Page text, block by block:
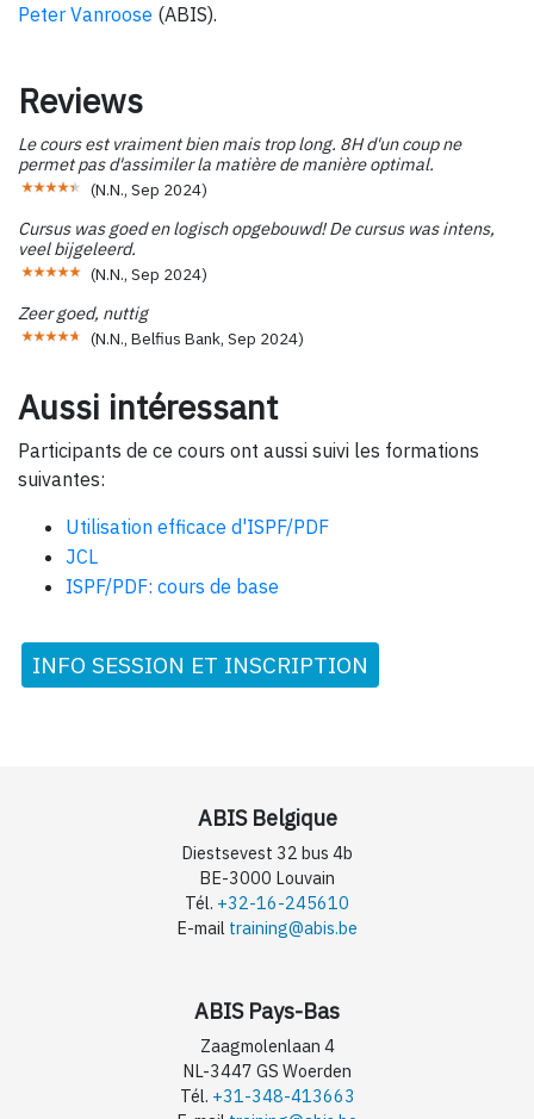
Peter Vanroose (ABIS).
Reviews
Le cours est vraiment bien mais trop long. 8H d'un coup ne
permet pas d'assimiler la matière de manière optimal.
(N.N., Sep 2024)
Cursus was goed en logisch opgebouwd! De cursus was intens,
veel bijgeleerd.
(N.N., Sep 2024)
Zeer goed, nuttig
(N.N., Belfius Bank, Sep 2024)
Aussi intéressant
Participants de ce cours ont aussi suivi les formations
suivantes:
Utilisation efficace d'ISPF/PDF
JCL
ISPF/PDF: cours de base
INFO SESSION ET INSCRIPTION
ABIS Belgique
Diestsevest 32 bus 4b
BE-3000 Louvain
Tél. +32-16-245610
E-mail training@abis.be
ABIS Pays-Bas
Zaagmolenlaan 4
NL-3447 GS Woerden
Tél. +31-348-413663